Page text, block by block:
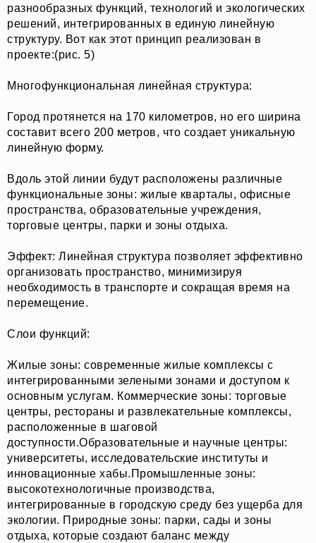
разнообразных функций, технологий и экологических
решений, интегрированных в единую линейную
структуру. Вот как этот принцип реализован в
проекте:(рис. 5)
Многофункциональная линейная структура:
Город протянется на 170 километров, но его ширина
составит всего 200 метров, что создает уникальную
линейную форму.
Вдоль этой линии будут расположены различные
функциональные зоны: жилые кварталы, офисные
пространства, образовательные учреждения,
торговые центры, парки и зоны отдыха.
Эффект: Линейная структура позволяет эффективно
организовать пространство, минимизируя
необходимость в транспорте и сокращая время на
перемещение.
Слои функций:
Жилые зоны: современные жилые комплексы с
интегрированными зелеными зонами и доступом к
основным услугам. Коммерческие зоны: торговые
центры, рестораны и развлекательные комплексы,
расположенные в шаговой
доступности.Образовательные и научные центры:
университеты, исследовательские институты и
инновационные хабы.Промышленные зоны:
высокотехнологичные производства,
интегрированные в городскую среду без ущерба для
экологии. Природные зоны: парки, сады и зоны
отдыха, которые создают баланс между